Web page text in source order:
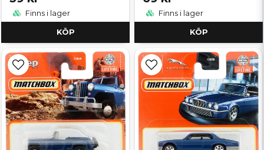
Finns i lager
KÖP
Finns i lager
KÖP